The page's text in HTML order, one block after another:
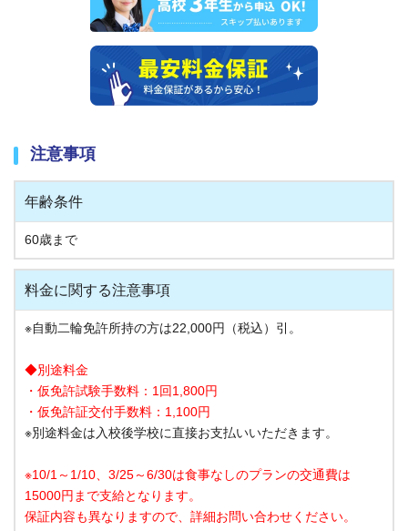
注意事項
年齢条件
60歳まで
料金に関する注意事項
※自動二輪免許所持の方は22,000円（税込）引。
◆別途料金
・仮免許試験手数料：1回1,800円
・仮免許証交付手数料：1,100円
※別途料金は入校後学校に直接お支払いいただきます。
※10/1～1/10、3/25～6/30は食事なしのプランの交通費は
15000円まで支給となります。
保証内容も異なりますので、詳細お問い合わせください。